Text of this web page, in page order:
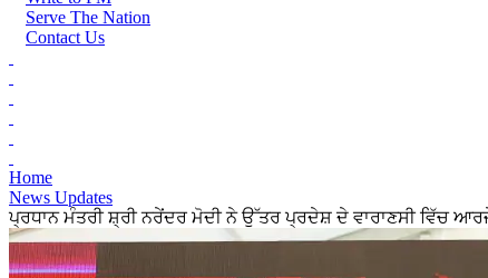
Serve The Nation
Contact Us
Home
News Updates
ਪ੍ਰਧਾਨ ਮੰਤਰੀ ਸ਼੍ਰੀ ਨਰੇਂਦਰ ਮੋਦੀ ਨੇ ਉੱਤਰ ਪ੍ਰਦੇਸ਼ ਦੇ ਵਾਰਾਣਸੀ ਵਿੱਚ